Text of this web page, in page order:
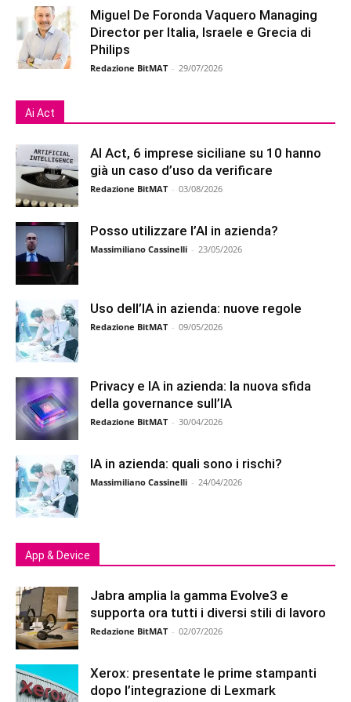
Miguel De Foronda Vaquero Managing
Director per Italia, Israele e Grecia di
Philips
Redazione BitMAT - 29/07/2026
Ai Act
AI Act, 6 imprese siciliane su 10 hanno
già un caso d’uso da verificare
Redazione BitMAT - 03/08/2026
Posso utilizzare l’AI in azienda?
Massimiliano Cassinelli - 23/05/2026
Uso dell’IA in azienda: nuove regole
Redazione BitMAT - 09/05/2026
Privacy e IA in azienda: la nuova sfida
della governance sull’IA
Redazione BitMAT - 30/04/2026
IA in azienda: quali sono i rischi?
Massimiliano Cassinelli - 24/04/2026
App & Device
Jabra amplia la gamma Evolve3 e
supporta ora tutti i diversi stili di lavoro
Redazione BitMAT - 02/07/2026
Xerox: presentate le prime stampanti
dopo l’integrazione di Lexmark